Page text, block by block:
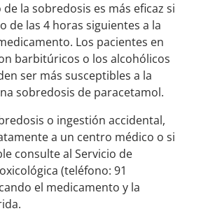
la sobredosis es más eficaz si
de las 4 horas siguientes a la
Los pacientes en
barbitúricos o los alcohólicos
ser más susceptibles a la
sobredosis de paracetamol.
o ingestión accidental,
a un centro médico o si
consulte al Servicio de
(teléfono: 91
el medicamento y la